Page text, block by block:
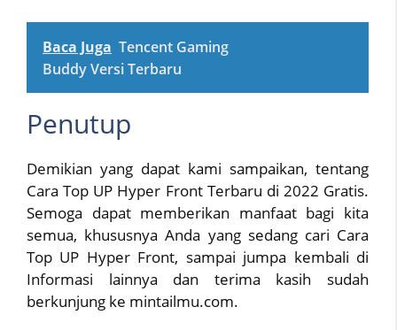
Baca Juga Tencent Gaming
Buddy Versi Terbaru
Penutup
Demikian yang dapat kami sampaikan, tentang
Cara Top UP Hyper Front Terbaru di 2022 Gratis.
Semoga dapat memberikan manfaat bagi kita
semua, khususnya Anda yang sedang cari Cara
Top UP Hyper Front, sampai jumpa kembali di
Informasi lainnya dan terima kasih sudah
berkunjung ke mintailmu.com.